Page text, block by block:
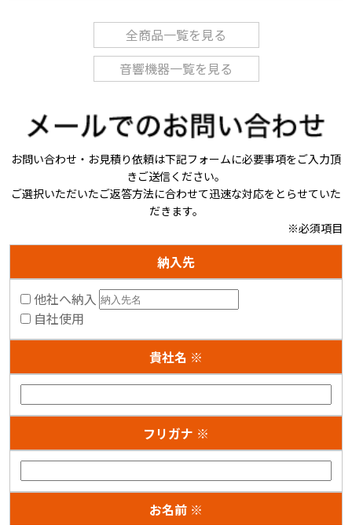
全商品一覧を見る
音響機器一覧を見る
お問い合わせ・お見積り依頼は下記フォームに必要事項をご入力頂
きご送信ください。
ご選択いただいたご返答方法に合わせて迅速な対応をとらせていた
だきます。
※必須項目
納入先
他社へ納入
自社使用
貴社名 ※
フリガナ ※
お名前 ※